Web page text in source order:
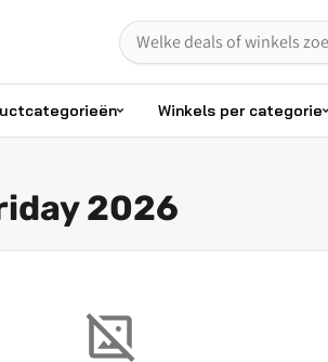
Winkels per categorie
2026